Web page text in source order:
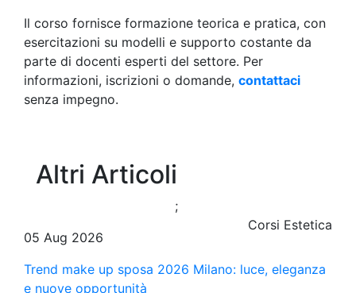
Il corso fornisce formazione teorica e pratica, con
esercitazioni su modelli e supporto costante da
parte di docenti esperti del settore. Per
informazioni, iscrizioni o domande, contattaci
senza impegno.
Altri Articoli
;
Corsi Estetica
05 Aug 2026
Trend make up sposa 2026 Milano: luce, eleganza
e nuove opportunità